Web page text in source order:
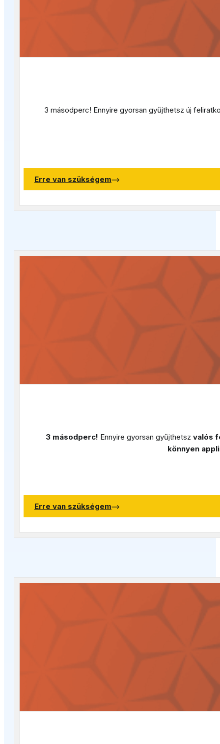
3 másodperc! Ennyire gyorsan gyűjthetsz új
Erre van szükségem
3 másodperc! Ennyire gyorsan gyűjthetsz valós
könnyen
Erre van szükségem